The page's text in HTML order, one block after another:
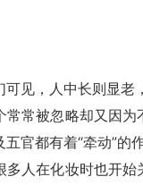
见，人中长则显老
被忽略却又因为
官都有着“牵动”的作
在化妆时也开始